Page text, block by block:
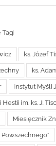
Tagi
ks. Józef
ks.
Instytut Myśli
im. ks. J.
Miesięcznik
Powszechnego”